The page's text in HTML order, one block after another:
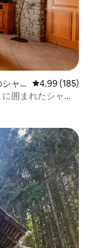
ャ
レビュー185
4.99 (185)
囲まれたシャレ